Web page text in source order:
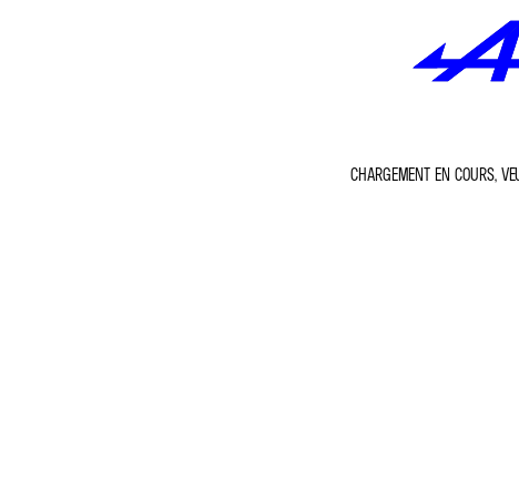
CHARGEMENT EN COURS,